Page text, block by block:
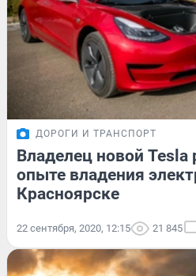
ДОРОГИ И ТРАНСПОРТ
Владелец новой Tesla
опыте владения
Красноярске
22 сентября, 2020, 12:15 21 845